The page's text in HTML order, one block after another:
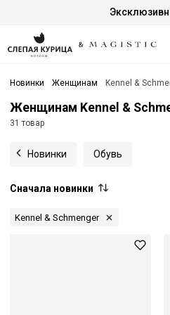
Новинки Женщинам Kennel &
Женщинам Kennel &
31 товар
Новинки Обувь
Сначала новинки
Kennel & Schmenger